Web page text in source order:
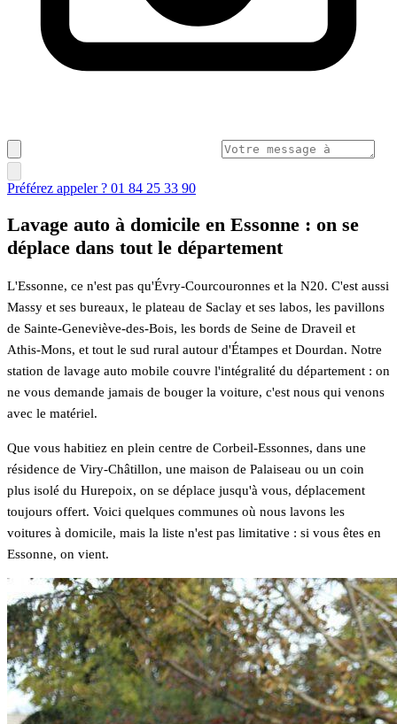
Préférez appeler ? 01 84 25 33 90
Lavage auto à domicile en Essonne : on se
déplace dans tout le département
L'Essonne, ce n'est pas qu'Évry-Courcouronnes et la N20. C'est aussi
Massy et ses bureaux, le plateau de Saclay et ses labos, les pavillons
de Sainte-Geneviève-des-Bois, les bords de Seine de Draveil et
Athis-Mons, et tout le sud rural autour d'Étampes et Dourdan. Notre
station de lavage auto mobile couvre l'intégralité du département : on
ne vous demande jamais de bouger la voiture, c'est nous qui venons
avec le matériel.
Que vous habitiez en plein centre de Corbeil-Essonnes, dans une
résidence de Viry-Châtillon, une maison de Palaiseau ou un coin
plus isolé du Hurepoix, on se déplace jusqu'à vous, déplacement
toujours offert. Voici quelques communes où nous lavons les
voitures à domicile, mais la liste n'est pas limitative : si vous êtes en
Essonne, on vient.